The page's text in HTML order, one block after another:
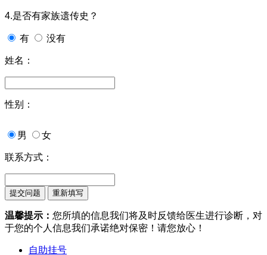
4.是否有家族遗传史？
有 没有
姓名：
性别：
男 女
联系方式：
温馨提示： 您所填的信息我们将及时反馈给医生进行诊断，对
于您的个人信息我们承诺绝对保密！请您放心！
自助挂号